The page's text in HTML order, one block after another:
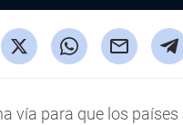
vía para que los países